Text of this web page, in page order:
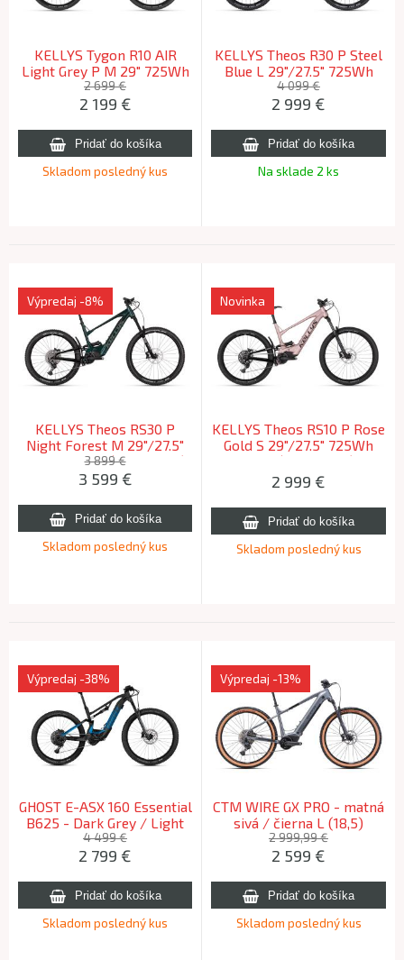
KELLYS Tygon R10 AIR
Light Grey P M 29" 725Wh
2025 (169-180cm)
2 699 €
2 199 €
Skladom posledný kus
KELLYS Theos R30 P Steel
Blue L 29"/27.5" 725Wh
2025 (178-195cm)
4 099 €
2 999 €
Na sklade 2 ks
KELLYS Theos RS30 P
Night Forest M 29"/27.5"
820Wh 2026 (170-180cm)
Výpredaj -8%
3 899 €
3 599 €
Skladom posledný kus
KELLYS Theos RS10 P Rose
Gold S 29"/27.5" 725Wh
2026 (160-172cm)
Novinka
2 999 €
Skladom posledný kus
GHOST E-ASX 160 Essential
B625 - Dark Grey / Light
Blue M (165-180cm)
Výpredaj -38%
4 499 €
2 799 €
Skladom posledný kus
CTM WIRE GX PRO - matná
sivá / čierna L (18,5)
820Wh 2025 (175-185cm)
Výpredaj -13%
2 999,99 €
2 599 €
Skladom posledný kus